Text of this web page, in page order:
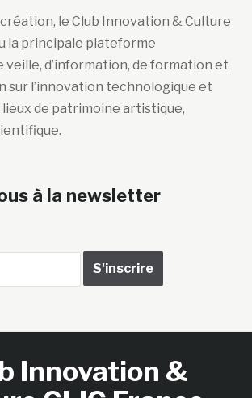
création, le Club Innovation & Culture
la principale plateforme
d’information, de formation et
sur l’innovation technologique et
lieux de patrimoine artistique,
à la newsletter
Innovation &